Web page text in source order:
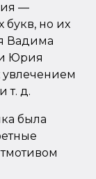
—
букв, но их
Вадима
Юрия
увлечением
т. д.
была